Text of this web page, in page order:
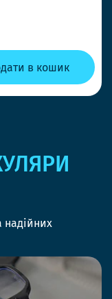
в кошик
надійних